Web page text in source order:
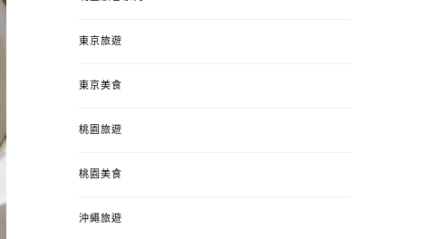
東京旅遊
東京美食
桃園旅遊
桃園美食
沖繩旅遊